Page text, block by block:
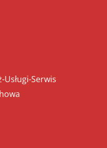
Usługi-Serwis